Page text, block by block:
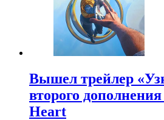
Вышел трейлер
второго
Heart